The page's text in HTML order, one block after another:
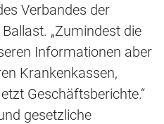
Verbandes der
„Zumindest die
Informationen aber
Krankenkassen,
Geschäftsberichte.“
gesetzliche